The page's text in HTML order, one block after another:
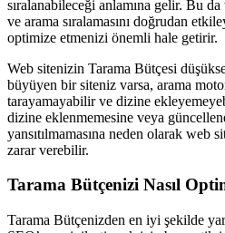
sıralanabileceği anlamına gelir. Bu
ve arama sıralamasını doğrudan
optimize etmenizi önemli hale getirir.
Web sitenizin Tarama Bütçesi
büyüyen bir siteniz varsa, arama
tarayamayabilir ve dizine
dizine eklenmemesine veya
yansıtılmamasına neden olarak web
zarar verebilir.
Tarama Bütçenizi Nasıl
Tarama Bütçenizden en iyi şekilde